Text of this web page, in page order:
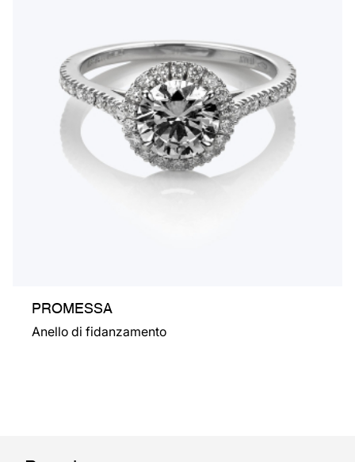
PROMESSA
Anello di fidanzamento